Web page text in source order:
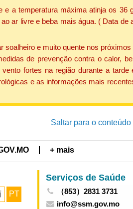
a temperatura máxima atinja os 36
ar livre e beba mais água. ( Data de
e muito quente nos
de prevenção contra o calor,
fortes na região durante a
e as informações mais
Saltar para o conteúdo
+ mais
PT
Serviços de Saúde
（853）2831 3731
info@ssm.gov.mo